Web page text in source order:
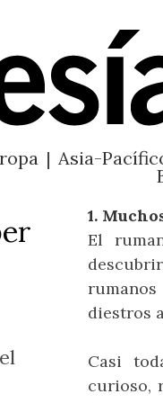
| Asia-
1.
El
diestros
Casi
curioso,